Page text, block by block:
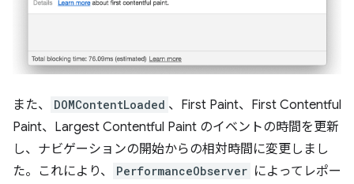
また、 DOMContentLoaded 、First Paint、First Contentful
Paint、Largest Contentful Paint のイベントの時間を更新
し、ナビゲーションの開始からの相対時間に変更しまし
た。これにより、
PerformanceObserver によってレポー